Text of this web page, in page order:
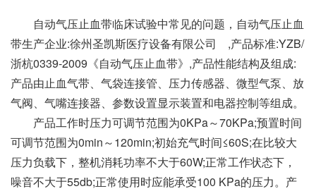
自动气压止血带临床试验中常见的问题，自动气压止血
带生产企业:徐州圣凯斯医疗设备有限公司 ,产品标准:YZB/
浙杭0339-2009《自动气压止血带》,产品性能结构及组成:
产品由止血气带、气袋连接管、压力传感器、微型气泵、放
气阀、气嘴连接器、参数设置显示装置和电器控制等组成。
产品工作时压力可调节范围为0KPa～70KPa;预置时间
可调节范围为0min～120min;初始充气时间≤60S;在比较大
压力负载下，整机消耗功率不大于60W;正常工作状态下，
噪音不大于55db;正常使用时应能承受100 KPa的压力。产